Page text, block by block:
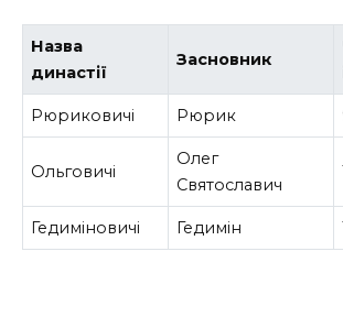
Назва
династії
Засновник
Рюриковичі Рюрик
Ольговичі
Олег
Святославич
Гедиміновичі Гедимін